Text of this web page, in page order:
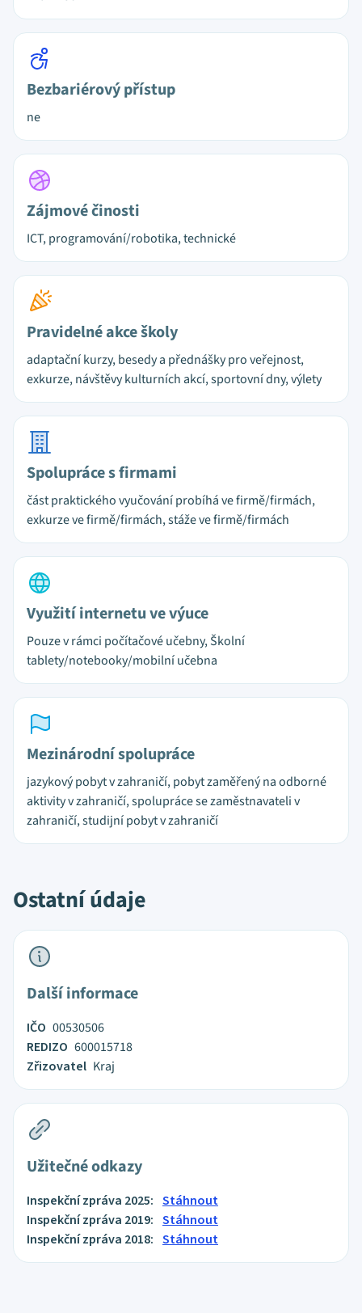
Bezbariérový přístup
ne
Zájmové činosti
ICT, programování/robotika, technické
Pravidelné akce školy
adaptační kurzy, besedy a přednášky pro veřejnost,
exkurze, návštěvy kulturních akcí, sportovní dny, výlety
Spolupráce s firmami
část praktického vyučování probíhá ve firmě/firmách,
exkurze ve firmě/firmách, stáže ve firmě/firmách
Využití internetu ve výuce
Pouze v rámci počítačové učebny, Školní
tablety/notebooky/mobilní učebna
Mezinárodní spolupráce
jazykový pobyt v zahraničí, pobyt zaměřený na odborné
aktivity v zahraničí, spolupráce se zaměstnavateli v
zahraničí, studijní pobyt v zahraničí
Ostatní údaje
Další informace
IČO 00530506
REDIZO 600015718
Zřizovatel Kraj
Užitečné odkazy
Inspekční zpráva 2025: Stáhnout
Inspekční zpráva 2019: Stáhnout
Inspekční zpráva 2018: Stáhnout